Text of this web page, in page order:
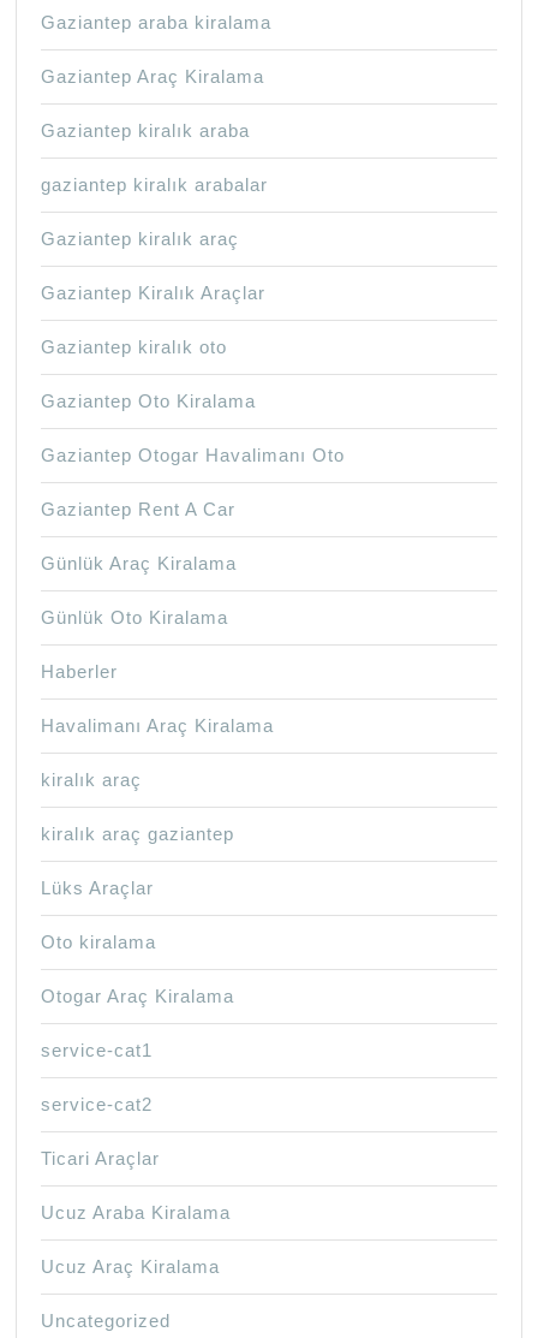
Gaziantep araba kiralama
Gaziantep Araç Kiralama
Gaziantep kiralık araba
gaziantep kiralık arabalar
Gaziantep kiralık araç
Gaziantep Kiralık Araçlar
Gaziantep kiralık oto
Gaziantep Oto Kiralama
Gaziantep Otogar Havalimanı Oto
Gaziantep Rent A Car
Günlük Araç Kiralama
Günlük Oto Kiralama
Haberler
Havalimanı Araç Kiralama
kiralık araç
kiralık araç gaziantep
Lüks Araçlar
Oto kiralama
Otogar Araç Kiralama
service-cat1
service-cat2
Ticari Araçlar
Ucuz Araba Kiralama
Ucuz Araç Kiralama
Uncategorized